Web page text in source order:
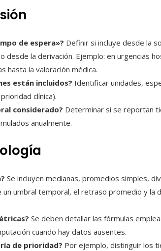
de espera»? Definir si incluye desde la
desde la derivación. Ejemplo: en urgencias
hasta la valoración médica.
están incluidos? Identificar unidades,
clínica).
considerado? Determinar si se reportan
anualmente.
Se incluyen medianas, promedios simples,
un umbral temporal, el retraso promedio y la
Se deben detallar las fórmulas
cuando hay datos ausentes.
de prioridad? Por ejemplo, distinguir los